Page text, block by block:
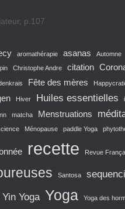
p.107
aromathérapie asanas Automne
Christophe Andre citation
Fête des mères
Hiver Huiles essentielles
matcha Menstruations
Ménopause paddle Yoga
recette Revue
Santosa
Yin Yoga Yoga Yoga des